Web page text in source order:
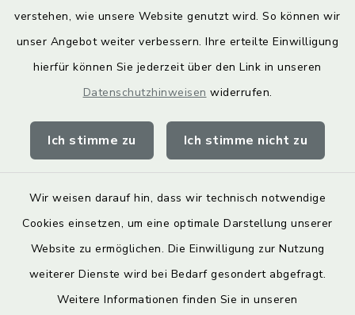
verstehen, wie unsere Website genutzt wird. So können wir
unser Angebot weiter verbessern. Ihre erteilte Einwilligung
hierfür können Sie jederzeit über den Link in unseren
Datenschutzhinweisen widerrufen.
Ich stimme zu Ich stimme nicht zu
Wir weisen darauf hin, dass wir technisch notwendige
Cookies einsetzen, um eine optimale Darstellung unserer
Website zu ermöglichen. Die Einwilligung zur Nutzung
weiterer Dienste wird bei Bedarf gesondert abgefragt.
Weitere Informationen finden Sie in unseren
Quicklinks
Landkreis Lichtenfels
geoPortal Lichtenfels
Barrierefreiheit